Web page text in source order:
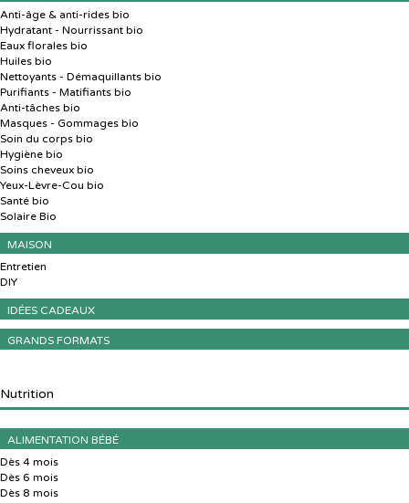
Anti-âge & anti-rides bio
Hydratant - Nourrissant bio
Eaux florales bio
Huiles bio
Nettoyants - Démaquillants bio
Purifiants - Matifiants bio
Anti-tâches bio
Masques - Gommages bio
Soin du corps bio
Hygiène bio
Soins cheveux bio
Yeux-Lèvre-Cou bio
Santé bio
Solaire Bio
MAISON
Entretien
DIY
IDÉES CADEAUX
GRANDS FORMATS
Nutrition
ALIMENTATION BÉBÉ
Dès 4 mois
Dès 6 mois
Dès 8 mois